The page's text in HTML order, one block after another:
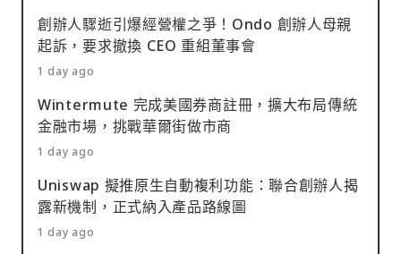
創辦人驟逝引爆經營權之爭！Ondo 創辦人母親
起訴，要求撤換 CEO 重組董事會
1 day ago
Wintermute 完成美國券商註冊，擴大布局傳統
金融市場，挑戰華爾街做市商
1 day ago
Uniswap 擬推原生自動複利功能：聯合創辦人揭
露新機制，正式納入產品路線圖
1 day ago